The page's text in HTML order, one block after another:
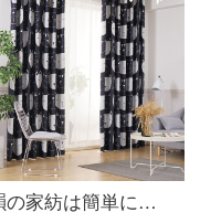
席韻の家紡は簡単に現代の漫画の子供部屋のプリントのカーテンの寝室のベランダの遮光のカーテンの黒色の猫を予約して広く1メートル*高さの2.7メートルの単価(ナノリング)を注文して高くなることができます。